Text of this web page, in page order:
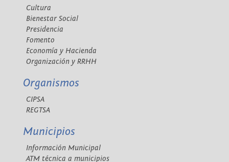
Cultura
Bienestar Social
Presidencia
Fomento
Economía y Hacienda
Organización y RRHH
Organismos
CIPSA
REGTSA
Municipios
Información Municipal
ATM técnica a municipios